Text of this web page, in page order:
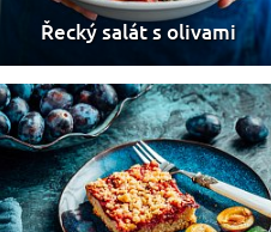
Řecký salát s olivami